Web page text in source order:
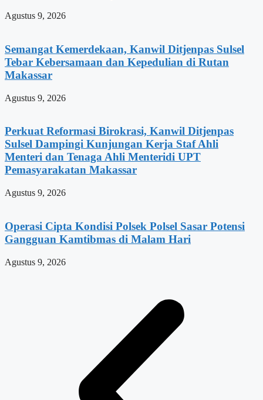
Agustus 9, 2026
Semangat Kemerdekaan, Kanwil Ditjenpas Sulsel
Tebar Kebersamaan dan Kepedulian di Rutan
Makassar
Agustus 9, 2026
Perkuat Reformasi Birokrasi, Kanwil Ditjenpas
Sulsel Dampingi Kunjungan Kerja Staf Ahli
Menteri dan Tenaga Ahli Menteridi UPT
Pemasyarakatan Makassar
Agustus 9, 2026
Operasi Cipta Kondisi Polsek Polsel Sasar Potensi
Gangguan Kamtibmas di Malam Hari
Agustus 9, 2026